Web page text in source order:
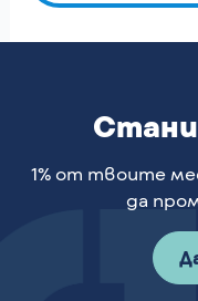
1% от твоите
да